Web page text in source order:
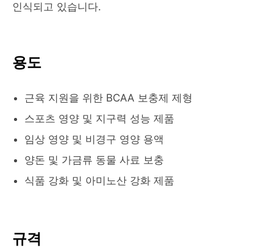
인식되고 있습니다.
용도
근육 지원을 위한 BCAA 보충제 제형
스포츠 영양 및 지구력 성능 제품
임상 영양 및 비경구 영양 용액
양돈 및 가금류 동물 사료 보충
식품 강화 및 아미노산 강화 제품
규격